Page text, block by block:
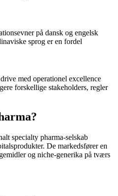
på dansk og engelsk
sprog er en fordel
med operationel excellence
forskellige stakeholders, regler
specialty pharma-selskab
De markedsfører en
og niche-generika på tværs